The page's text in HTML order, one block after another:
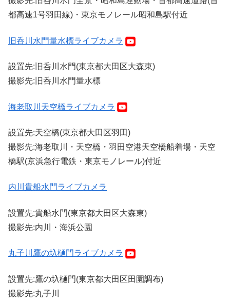
都高速1号羽田線)・東京モノレール昭和島駅付近
旧呑川水門量水標ライブカメラ
設置先:旧呑川水門(東京都大田区大森東)
撮影先:旧呑川水門量水標
海老取川天空橋ライブカメラ
設置先:天空橋(東京都大田区羽田)
撮影先:海老取川・天空橋・羽田空港天空橋船着場・天空
橋駅(京浜急行電鉄・東京モノレール)付近
内川貴船水門ライブカメラ
設置先:貴船水門(東京都大田区大森東)
撮影先:内川・海浜公園
丸子川鷹の圦樋門ライブカメラ
設置先:鷹の圦樋門(東京都大田区田園調布)
撮影先:丸子川